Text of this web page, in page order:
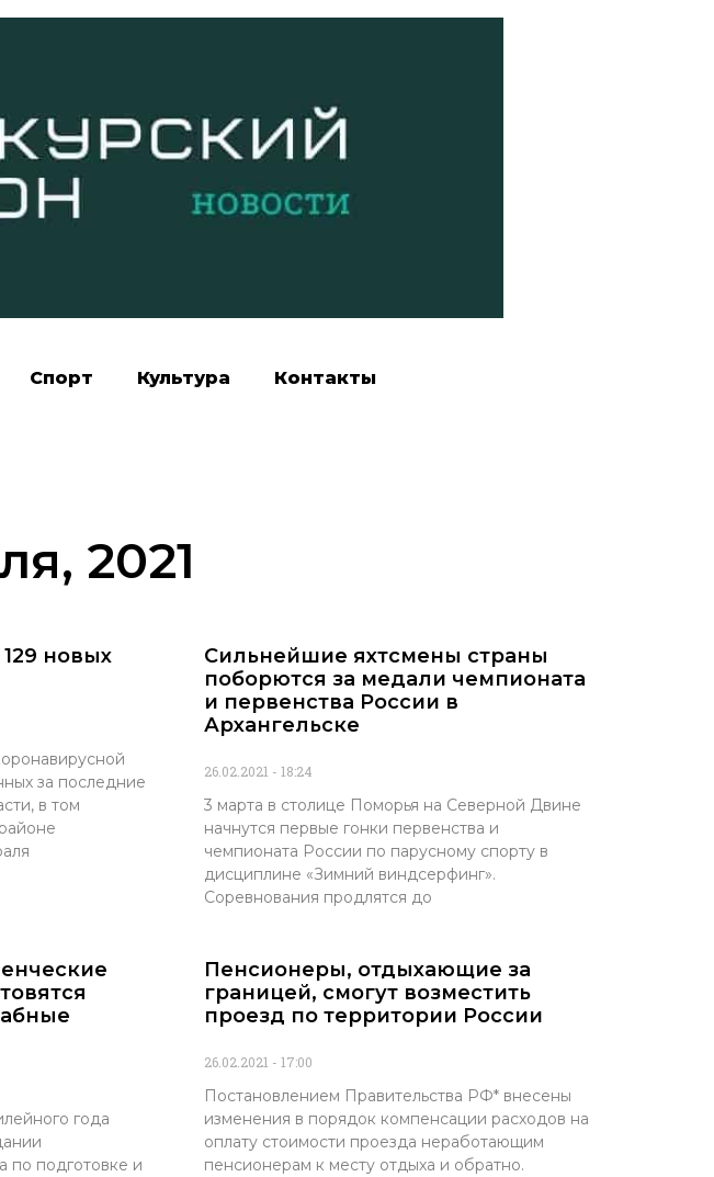
Спорт Культура Контакты
2021
новых
за последние
в том
Сильнейшие яхтсмены страны
поборются за медали чемпионата
и первенства России в
Архангельске
26.02.2021 18:24
3 марта в столице Поморья на Северной Двине
начнутся первые гонки первенства и
чемпионата России по парусному спорту в
дисциплине «Зимний виндсерфинг».
Соревнования продлятся до
года
по подготовке и
Пенсионеры, отдыхающие за
границей, смогут возместить
проезд по территории России
26.02.2021 17:00
Постановлением Правительства РФ* внесены
изменения в порядок компенсации расходов на
оплату стоимости проезда неработающим
пенсионерам к месту отдыха и обратно.